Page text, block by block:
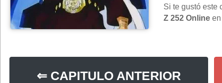
Si te gustó este
Z 252 Online
⇐ CAPITULO ANTERIOR